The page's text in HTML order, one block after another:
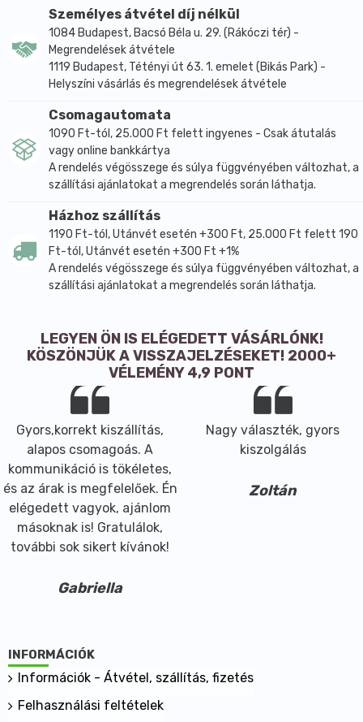
Személyes átvétel díj nélkül
1084 Budapest, Bacsó Béla u. 29. (Rákóczi tér) -
Megrendelések átvétele
1119 Budapest, Tétényi út 63. 1. emelet (Bikás Park) -
Helyszíni vásárlás és megrendelések átvétele
Csomagautomata
1090 Ft-tól, 25.000 Ft felett ingyenes - Csak átutalás
vagy online bankkártya
A rendelés végösszege és súlya függvényében változhat, a
szállítási ajánlatokat a megrendelés során láthatja.
Házhoz szállítás
1190 Ft-tól, Utánvét esetén +300 Ft, 25.000 Ft felett 190
Ft-tól, Utánvét esetén +300 Ft +1%
A rendelés végösszege és súlya függvényében változhat, a
szállítási ajánlatokat a megrendelés során láthatja.
LEGYEN ÖN IS ELÉGEDETT VÁSÁRLÓNK!
KÖSZÖNJÜK A VISSZAJELZÉSEKET! 2000+
VÉLEMÉNY 4,9 PONT
Gyors,korrekt kiszállítás,
alapos csomagoás. A
kommunikáció is tökéletes,
és az árak is megfelelőek. Én
elégedett vagyok, ajánlom
másoknak is! Gratulálok,
további sok sikert kívánok!
Gabriella
Nagy választék, gyors
kiszolgálás
Zoltán
INFORMÁCIÓK
Információk - Átvétel, szállítás, fizetés
Felhasználási feltételek